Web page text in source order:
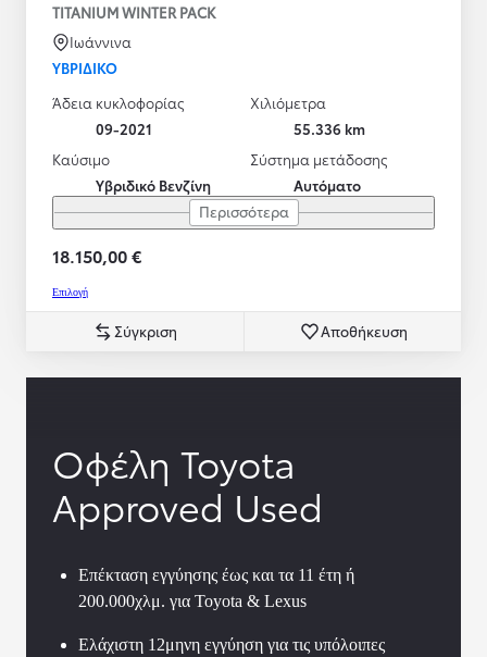
TITANIUM WINTER PACK
Ιωάννινα
ΥΒΡΙΔΙΚΌ
Άδεια κυκλοφορίας
09-2021
Χιλιόμετρα
55.336 km
Καύσιμο
Υβριδικό Βενζίνη
Σύστημα μετάδοσης
Αυτόματο
Περισσότερα
18.150,00 €
Επιλογή
Σύγκριση Αποθήκευση
Οφέλη Toyota
Approved Used
Επέκταση εγγύησης έως και τα 11 έτη ή
200.000χλμ. για Toyota & Lexus
Ελάχιστη 12μηνη εγγύηση για τις υπόλοιπες